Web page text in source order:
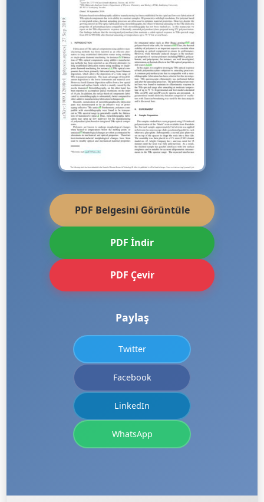
PDF Belgesini Görüntüle
PDF İndir
PDF Çevir
Paylaş
Twitter
Facebook
LinkedIn
WhatsApp